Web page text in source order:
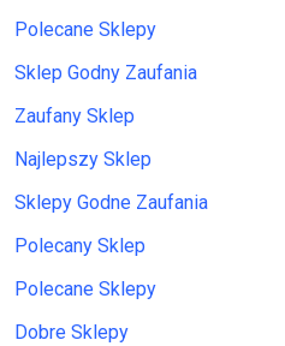
Polecane Sklepy
Sklep Godny Zaufania
Zaufany Sklep
Najlepszy Sklep
Sklepy Godne Zaufania
Polecany Sklep
Polecane Sklepy
Dobre Sklepy